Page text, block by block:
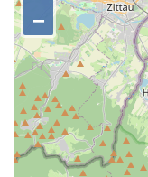
Dům čp. 121 ve
Dům čp. 155 ve
Dům čp. 33 –
Bývalá fara ve
Dům ev.č. 26 ve
Dům čp. 68 ve